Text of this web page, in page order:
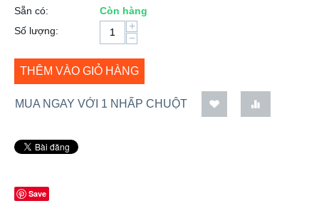
Sẵn có:
Còn hàng
Số lượng:
+
−
THÊM VÀO GIỎ HÀNG
MUA NGAY VỚI 1 NHẤP CHUỘT
Save